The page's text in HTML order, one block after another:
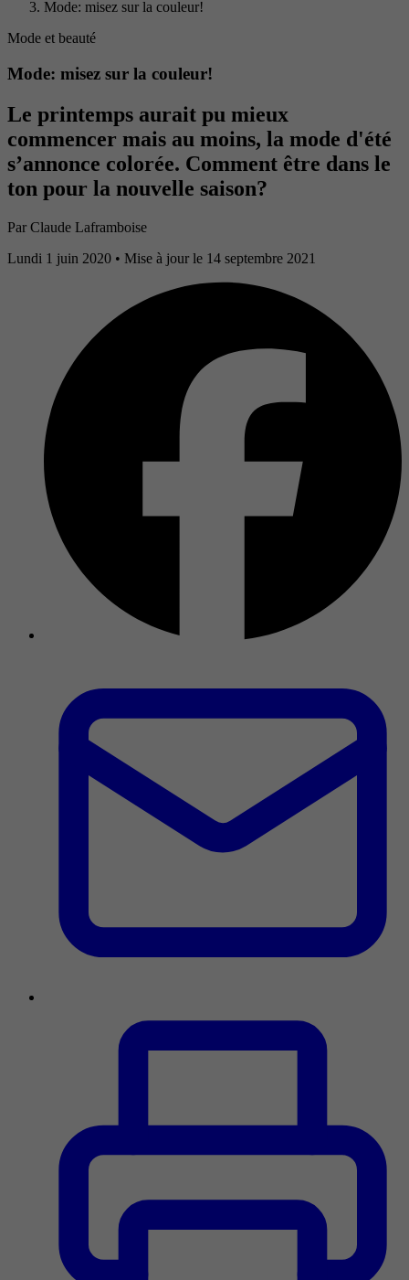
Mode: misez sur la couleur!
Mode et beauté
Mode: misez sur la couleur!
Le printemps aurait pu mieux
commencer mais au moins, la mode d'été
s’annonce colorée. Comment être dans le
ton pour la nouvelle saison?
Par Claude Laframboise
Lundi 1 juin 2020 • Mise à jour le 14 septembre 2021